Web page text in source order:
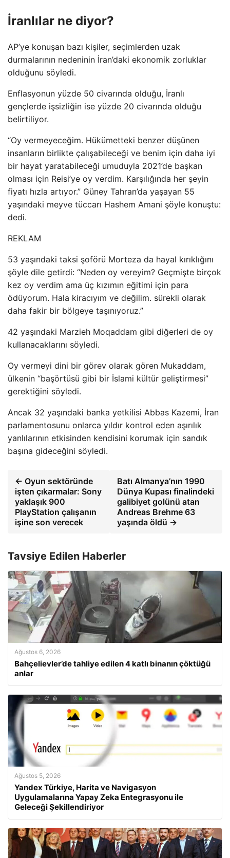
İranlılar ne diyor?
AP’ye konuşan bazı kişiler, seçimlerden uzak
durmalarının nedeninin İran’daki ekonomik zorluklar
olduğunu söyledi.
Enflasyonun yüzde 50 civarında olduğu, İranlı
gençlerde işsizliğin ise yüzde 20 civarında olduğu
belirtiliyor.
“Oy vermeyeceğim. Hükümetteki benzer düşünen
insanların birlikte çalışabileceği ve benim için daha iyi
bir hayat yaratabileceği umuduyla 2021’de başkan
olması için Reisi’ye oy verdim. Karşılığında her şeyin
fiyatı hızla artıyor.” Güney Tahran’da yaşayan 55
yaşındaki meyve tüccarı Hashem Amani şöyle konuştu:
dedi.
REKLAM
53 yaşındaki taksi şoförü Morteza da hayal kırıklığını
şöyle dile getirdi: “Neden oy vereyim? Geçmişte birçok
kez oy verdim ama üç kızımın eğitimi için para
ödüyorum. Hala kiracıyım ve değilim. sürekli olarak
daha fakir bir bölgeye taşınıyoruz.”
42 yaşındaki Marzieh Moqaddam gibi diğerleri de oy
kullanacaklarını söyledi.
Oy vermeyi dini bir görev olarak gören Mukaddam,
ülkenin “başörtüsü gibi bir İslami kültür geliştirmesi”
gerektiğini söyledi.
Ancak 32 yaşındaki banka yetkilisi Abbas Kazemi, İran
parlamentosunu onlarca yıldır kontrol eden aşırılık
yanlılarının etkisinden kendisini korumak için sandık
başına gideceğini söyledi.
← Oyun sektöründe
işten çıkarmalar: Sony
yaklaşık 900
PlayStation çalışanın
işine son verecek
Batı Almanya’nın 1990
Dünya Kupası finalindeki
galibiyet golünü atan
Andreas Brehme 63
yaşında öldü →
Tavsiye Edilen Haberler
Ağustos 6, 2026
Bahçelievler’de tahliye edilen 4 katlı binanın çöktüğü
anlar
Ağustos 5, 2026
Yandex Türkiye, Harita ve Navigasyon
Uygulamalarına Yapay Zeka Entegrasyonu ile
Geleceği Şekillendiriyor